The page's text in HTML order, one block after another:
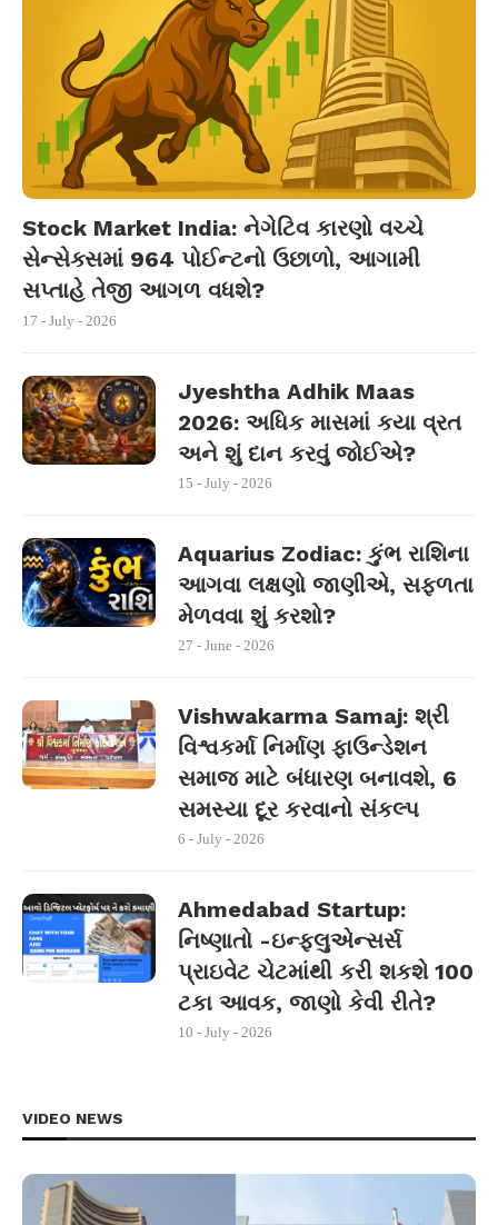
Stock Market India: નેગેટિવ કારણો વચ્ચે
સેન્સેક્સમાં 964 પોઈન્ટનો ઉછાળો, આગામી
સપ્તાહે તેજી આગળ વધશે?
17 - July - 2026
Jyeshtha Adhik Maas
2026: અધિક માસમાં કયા વ્રત
અને શું દાન કરવું જોઈએ?
15 - July - 2026
Aquarius Zodiac: કુંભ રાશિના
આગવા લક્ષણો જાણીએ, સફળતા
મેળવવા શું કરશો?
27 - June - 2026
Vishwakarma Samaj: શ્રી
વિશ્વકર્મા નિર્માણ ફાઉન્ડેશન
સમાજ માટે બંધારણ બનાવશે, 6
સમસ્યા દૂર કરવાનો સંકલ્પ
6 - July - 2026
Ahmedabad Startup:
નિષ્ણાતો -ઇન્ફ્લુએન્સર્સ
પ્રાઇવેટ ચેટમાંથી કરી શકશે 100
ટકા આવક, જાણો કેવી રીતે?
10 - July - 2026
VIDEO NEWS